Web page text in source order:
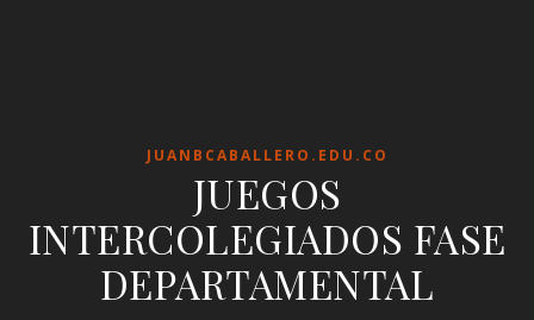
JUANBCABALLERO.EDU.CO
JUEGOS
INTERCOLEGIADOS FASE
DEPARTAMENTAL